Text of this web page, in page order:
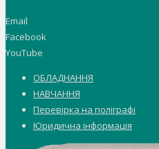
Email
Facebook
YouTube
ОБЛАДНАННЯ
НАВЧАННЯ
Перевірка на поліграфі
Юридична інформація